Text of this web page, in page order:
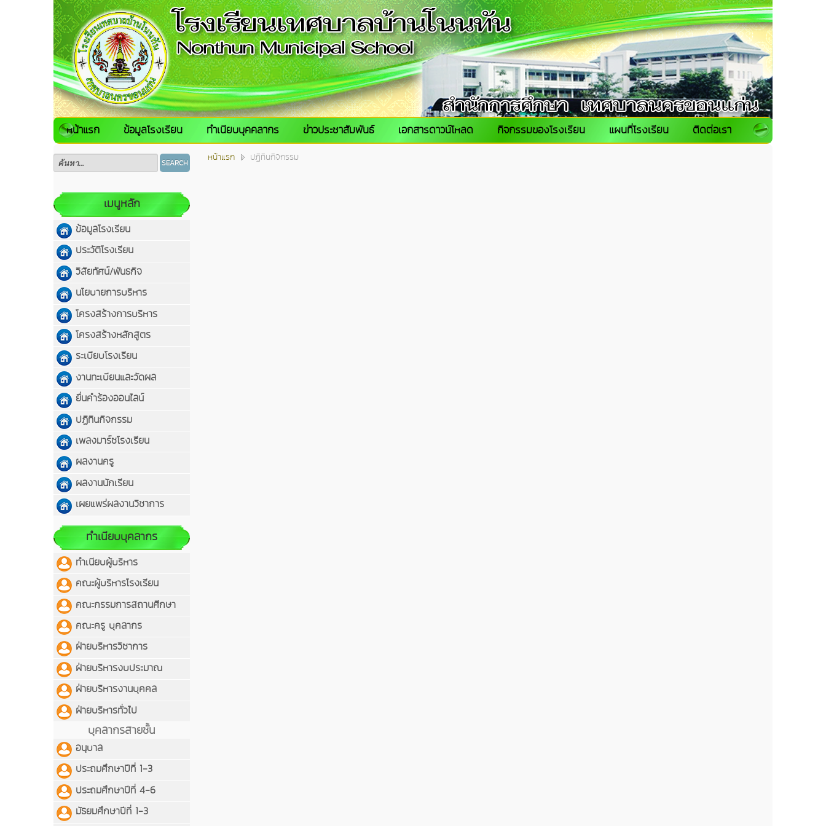
หน้าแรก ข้อมูลโรงเรียน ทำเนียบบุคคลากร ข่าวประชาสัมพันธ์ เอกสารดาวน์โหลด กิจกรรมของโรงเรียน แผนที่โรงเรียน ติดต่อเรา
SEARCH
เมนูหลัก
ข้อมูลโรงเรียน
ประวัติโรงเรียน
วิสัยทัศน์/พันธกิจ
นโยบายการบริหาร
โครงสร้างการบริหาร
โครงสร้างหลักสูตร
ระเบียบโรงเรียน
งานทะเบียนและวัดผล
ยื่นคำร้องออนไลน์
ปฏิทินกิจกรรม
เพลงมาร์ชโรงเรียน
ผลงานครู
ผลงานนักเรียน
เผยแพร่ผลงานวิชาการ
ทำเนียบบุคลากร
ทำเนียบผู้บริหาร
คณะผู้บริหารโรงเรียน
คณะกรรมการสถานศีกษา
คณะครู บุคลากร
ฝ่ายบริหารวิชาการ
ฝ่ายบริหารงบประมาณ
ฝ่ายบริหารงานบุคคล
ฝ่ายบริหารทั่วไป
บุคลากรสายชั้น
อนุบาล
ประถมศึกษาปีที่ 1-3
ประถมศึกษาปีที่ 4-6
มัธยมศึกษาปีที่ 1-3
หน้าแรก ปฏิทินกิจกรรม